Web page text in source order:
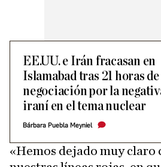
EE.UU. e Irán fracasan en
Islamabad tras 21 horas de
negociación por la
iraní en el tema nuclear
Bárbara Puebla Meyniel
«Hemos dejado muy claro